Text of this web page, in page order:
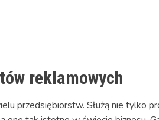
reklamowych
przedsiębiorstw. Służą nie tylko